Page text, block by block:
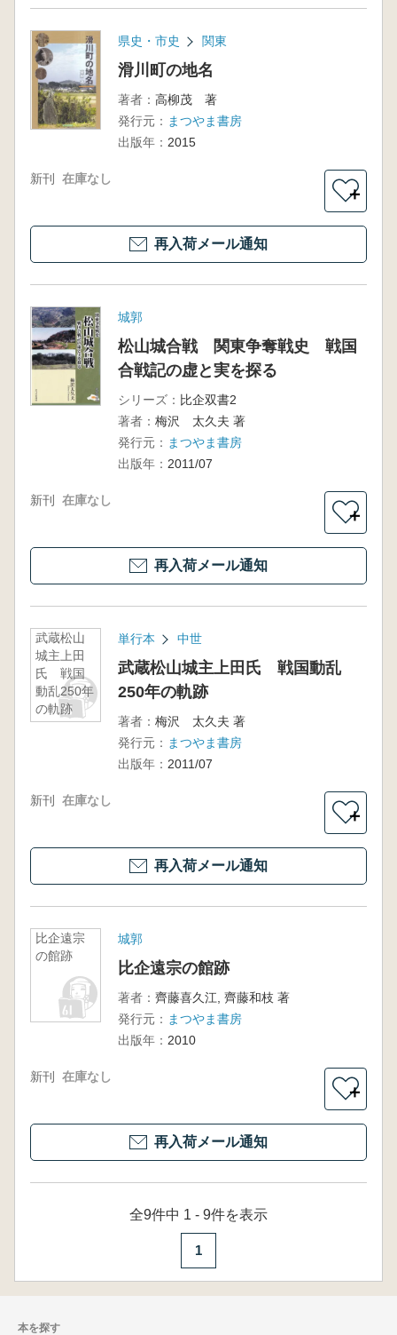
県史・市史 関東
滑川町の地名
著者： 高柳茂 著
発行元： まつやま書房
出版年： 2015
新刊 在庫なし
＋
再入荷メール通知
城郭
松山城合戦 関東争奪戦史 戦国
合戦記の虚と実を探る
シリーズ： 比企双書2
著者： 梅沢 太久夫 著
発行元： まつやま書房
出版年： 2011/07
新刊 在庫なし
＋
再入荷メール通知
武蔵松山
城主上田
氏 戦国
動乱250年
の軌跡
単行本 中世
武蔵松山城主上田氏 戦国動乱
250年の軌跡
著者： 梅沢 太久夫 著
発行元： まつやま書房
出版年： 2011/07
新刊 在庫なし
＋
再入荷メール通知
比企遠宗
の館跡
城郭
比企遠宗の館跡
著者： 齊藤喜久江, 齊藤和枝 著
発行元： まつやま書房
出版年： 2010
新刊 在庫なし
＋
再入荷メール通知
全9件中 1 - 9件を表示
1
本を探す